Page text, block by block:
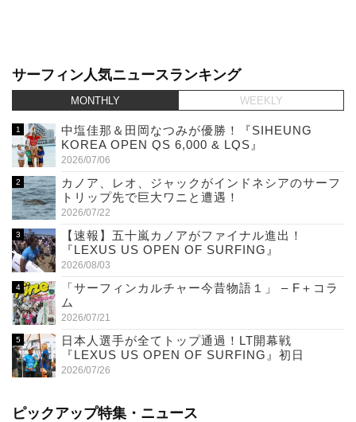
サーフィン人気ニュースランキング
MONTHLY WEEKLY
中塩佳那＆田岡なつみが優勝！『SIHEUNG
KOREA OPEN QS 6,000 & LQS』
2026/07/06
カノア、レオ、ジャックがインドネシアのサーフ
トリップ先で巨大ワニと遭遇！
2026/07/22
【速報】五十嵐カノアがファイナル進出！
『LEXUS US OPEN OF SURFING』
2026/08/03
「サーフィンカルチャー今昔物語１」 – F＋コラ
ム
2026/07/21
日本人選手が全てトップ通過！LT開幕戦
『LEXUS US OPEN OF SURFING』初日
2026/07/26
ピックアップ特集・ニュース